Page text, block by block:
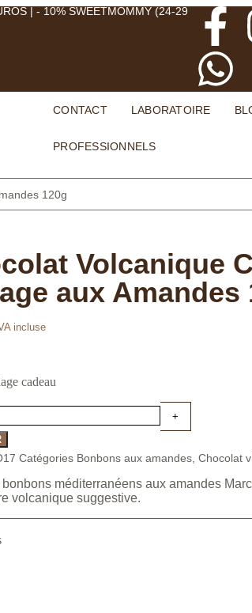
| - 10% SWEETMOMMY (24-29
CONTACT LABORATOIRE
PROFESSIONNELS
120g
Volcanique
aux Amandes
incluse
cadeau
Catégories Bonbons aux amandes Chocolat
méditerranéens aux amandes
volcanique suggestive.